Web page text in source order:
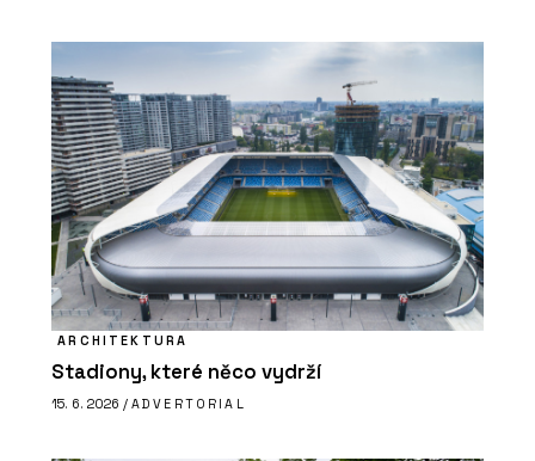
ARCHITEKTURA
Stadiony, které něco vydrží
15. 6. 2026 / ADVERTORIAL